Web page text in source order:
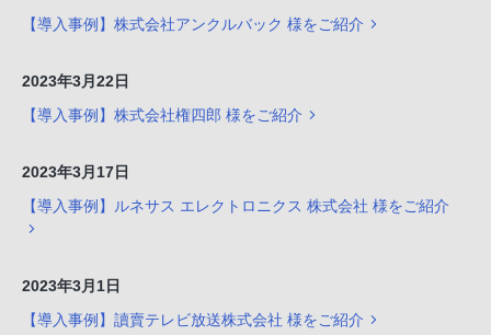
【導入事例】株式会社アンクルバック 様をご紹介
2023年3月22日
【導入事例】株式会社権四郎 様をご紹介
2023年3月17日
【導入事例】ルネサス エレクトロニクス 株式会社 様をご紹介
2023年3月1日
【導入事例】讀賣テレビ放送株式会社 様をご紹介